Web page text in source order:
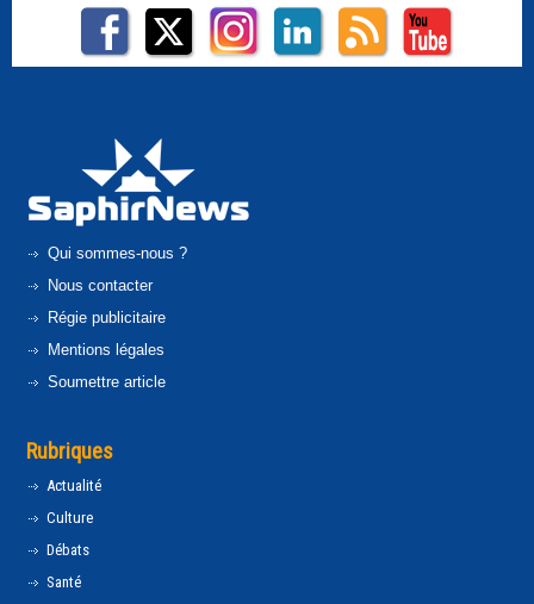
Qui sommes-nous ?
Nous contacter
Régie publicitaire
Mentions légales
Soumettre article
Rubriques
Actualité
Culture
Débats
Santé